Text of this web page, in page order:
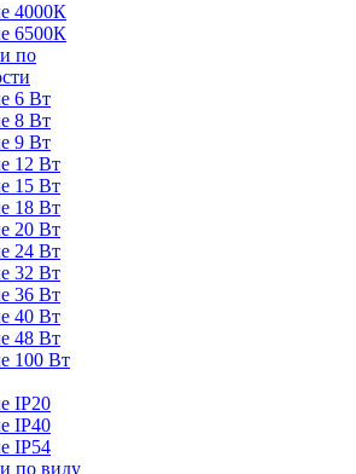
4000К
6500К
по
6 Вт
8 Вт
9 Вт
12 Вт
15 Вт
18 Вт
20 Вт
24 Вт
32 Вт
36 Вт
40 Вт
48 Вт
100 Вт
IP20
IP40
IP54
по виду